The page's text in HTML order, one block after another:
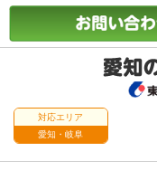
対応エリア
愛知・岐阜